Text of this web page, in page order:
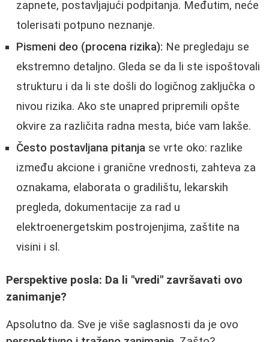
zapnete, postavljajući podpitanja. Međutim, neće
tolerisati potpuno neznanje.
Pismeni deo (procena rizika): Ne pregledaju se
ekstremno detaljno. Gleda se da li ste ispoštovali
strukturu i da li ste došli do logičnog zaključka o
nivou rizika. Ako ste unapred pripremili opšte
okvire za različita radna mesta, biće vam lakše.
Često postavljana pitanja se vrte oko: razlike
između akcione i granične vrednosti, zahteva za
oznakama, elaborata o gradilištu, lekarskih
pregleda, dokumentacije za rad u
elektroenergetskim postrojenjima, zaštite na
visini i sl.
Perspektive posla: Da li "vredi" završavati ovo
zanimanje?
Apsolutno da. Sve je više saglasnosti da je ovo